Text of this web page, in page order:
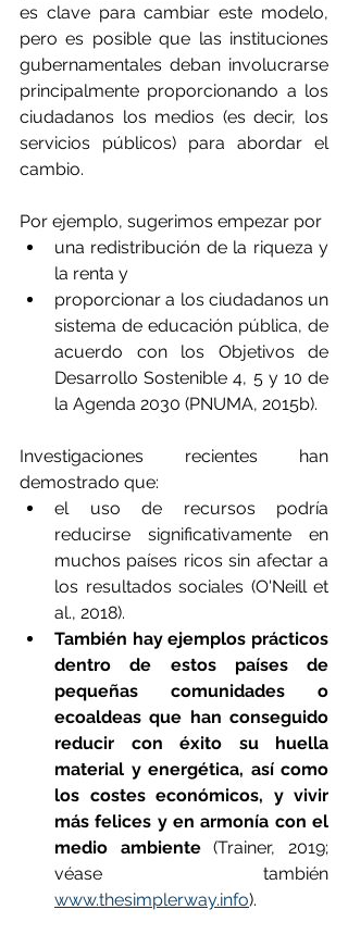
es clave para cambiar este modelo,
pero es posible que las instituciones
gubernamentales deban involucrarse
principalmente proporcionando a los
ciudadanos los medios (es decir, los
servicios públicos) para abordar el
cambio.
Por ejemplo, sugerimos empezar por
una redistribución de la riqueza y
la renta y
proporcionar a los ciudadanos un
sistema de educación pública, de
acuerdo con los Objetivos de
Desarrollo Sostenible 4, 5 y 10 de
la Agenda 2030 (PNUMA, 2015b).
Investigaciones recientes han
demostrado que:
el uso de recursos podría
reducirse significativamente en
muchos países ricos sin afectar a
los resultados sociales (O'Neill et
al., 2018).
También hay ejemplos prácticos
dentro de estos países de
pequeñas comunidades o
ecoaldeas que han conseguido
reducir con éxito su huella
material y energética, así como
los costes económicos, y vivir
más felices y en armonía con el
medio ambiente (Trainer, 2019;
www.thesimplerway.info).